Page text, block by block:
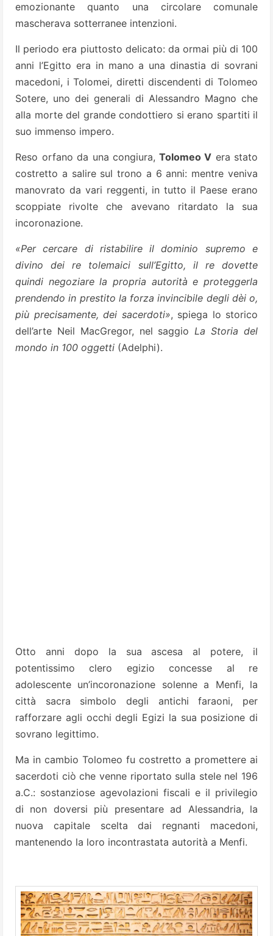
emozionante quanto una circolare comunale
mascherava sotterranee intenzioni.
Il periodo era piuttosto delicato: da ormai più di 100
anni l’Egitto era in mano a una dinastia di sovrani
macedoni, i Tolomei, diretti discendenti di Tolomeo
Sotere, uno dei generali di Alessandro Magno che
alla morte del grande condottiero si erano spartiti il
suo immenso impero.
Reso orfano da una congiura, Tolomeo V era stato
costretto a salire sul trono a 6 anni: mentre veniva
manovrato da vari reggenti, in tutto il Paese erano
scoppiate rivolte che avevano ritardato la sua
incoronazione.
«Per cercare di ristabilire il dominio supremo e
divino dei re tolemaici sull’Egitto, il re dovette
quindi negoziare la propria autorità e proteggerla
prendendo in prestito la forza invincibile degli dèi o,
più precisamente, dei sacerdoti», spiega lo storico
dell’arte Neil MacGregor, nel saggioLa Storia del
mondo in 100 oggetti (Adelphi).
Otto anni dopo la sua ascesa al potere, il
potentissimo clero egizio concesse al re
adolescente un’incoronazione solenne a Menfi, la
città sacra simbolo degli antichi faraoni, per
rafforzare agli occhi degli Egizi la sua posizione di
sovrano legittimo.
Ma in cambio Tolomeo fu costretto a promettere ai
sacerdoti ciò che venne riportato sulla stele nel 196
a.C.: sostanziose agevolazioni fiscali e il privilegio
di non doversi più presentare ad Alessandria, la
nuova capitale scelta dai regnanti macedoni,
mantenendo la loro incontrastata autorità a Menfi.